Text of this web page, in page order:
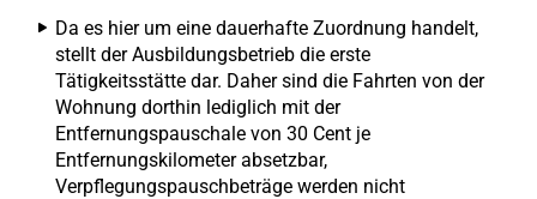
Da es hier um eine dauerhafte Zuordnung handelt,
stellt der Ausbildungsbetrieb die erste
Tätigkeitsstätte dar. Daher sind die Fahrten von der
Wohnung dorthin lediglich mit der
Entfernungspauschale von 30 Cent je
Entfernungskilometer absetzbar,
Verpflegungspauschbeträge werden nicht